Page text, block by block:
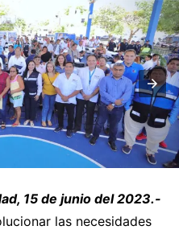
15 de junio del 2023.-
las necesidades